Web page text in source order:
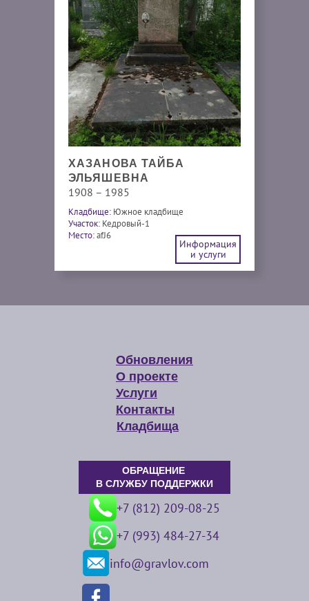
ХАЗАНОВА ТАЙБА
ЭЛЬЯШЕВНА
1908 – 1985
Кладбище: Южное кладбище
Участок: Кедровый-1
Место:afJ6
Информация
и услуги
Обновления
О проекте
Услуги
Контакты
Кладбища
ОБРАЩЕНИЕ
В СЛУЖБУ ПОДДЕРЖКИ
+7 (812) 209-08-25
+7 (993) 484-27-34
info@gravlov.com